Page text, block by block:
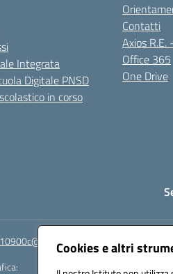
Cookies e altri
Integrata
Digitale PNSD
in corso
Contatti
Axios R.E.
Office 365
One Drive